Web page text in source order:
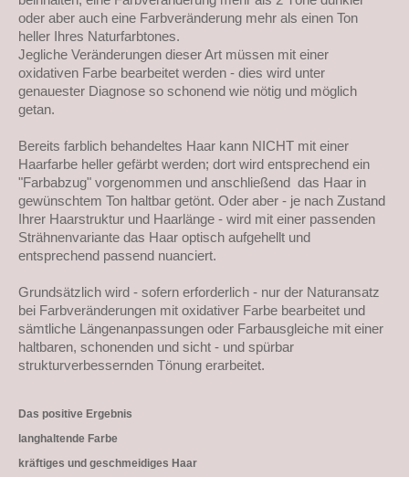
oder aber auch eine Farbveränderung mehr als einen Ton
heller Ihres Naturfarbtones.
Jegliche Veränderungen dieser Art müssen mit einer
oxidativen Farbe bearbeitet werden - dies wird unter
genauester Diagnose so schonend wie nötig und möglich
getan.
Bereits farblich behandeltes Haar kann NICHT mit einer
Haarfarbe heller gefärbt werden; dort wird entsprechend ein
"Farbabzug" vorgenommen und anschließend das Haar in
gewünschtem Ton haltbar getönt. Oder aber - je nach Zustand
Ihrer Haarstruktur und Haarlänge - wird mit einer passenden
Strähnenvariante das Haar optisch aufgehellt und
entsprechend passend nuanciert.
Grundsätzlich wird - sofern erforderlich - nur der Naturansatz
bei Farbveränderungen mit oxidativer Farbe bearbeitet und
sämtliche Längenanpassungen oder Farbausgleiche mit einer
haltbaren, schonenden und sicht - und spürbar
strukturverbessernden Tönung erarbeitet.
Das positive Ergebnis
langhaltende Farbe
kräftiges und geschmeidiges Haar